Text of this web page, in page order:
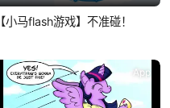
【小马flash游戏】不准碰！
App